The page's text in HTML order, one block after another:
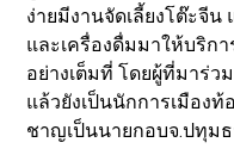
ง่ายมีงานจัดเลี้ยงโต๊ะจี
และเครื่องดื่มมาให้บริก
อย่างเต็มที่ โดยผู้ที่มาร่
แล้วยังเป็นนักการเมือง
ชาญเป็นนายกอบจ.ปทุม